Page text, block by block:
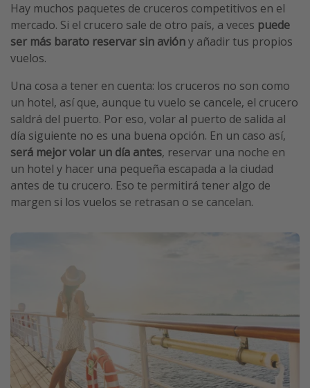
Hay muchos paquetes de cruceros competitivos en el
mercado. Si el crucero sale de otro país, a veces puede
ser más barato reservar sin avióny añadir tus propios
vuelos.
Una cosa a tener en cuenta: los cruceros no son como
un hotel, así que, aunque tu vuelo se cancele, el crucero
saldrá del puerto. Por eso, volar al puerto de salida al
día siguiente no es una buena opción. En un caso así,
será mejor volar un día antes, reservar una noche en
un hotel y hacer una pequeña escapada a la ciudad
antes de tu crucero. Eso te permitirá tener algo de
margen si los vuelos se retrasan o se cancelan.